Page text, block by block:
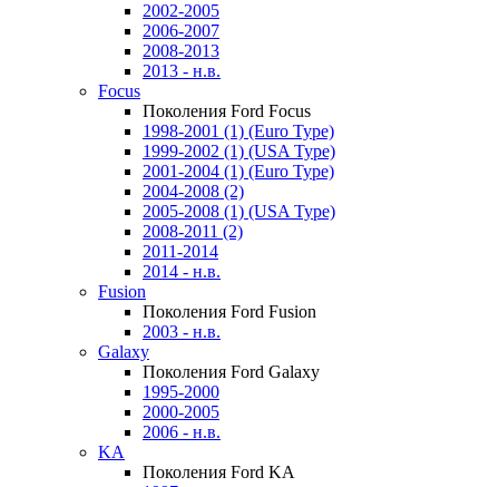
2002-2005
2006-2007
2008-2013
2013 - н.в.
Focus
Поколения Ford Focus
1998-2001 (1) (Euro Type)
1999-2002 (1) (USA Type)
2001-2004 (1) (Euro Type)
2004-2008 (2)
2005-2008 (1) (USA Type)
2008-2011 (2)
2011-2014
2014 - н.в.
Fusion
Поколения Ford Fusion
2003 - н.в.
Galaxy
Поколения Ford Galaxy
1995-2000
2000-2005
2006 - н.в.
KA
Поколения Ford KA